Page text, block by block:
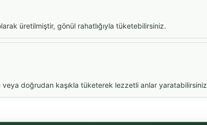
üretilmiştir, gönül rahatlığıyla tüketebilirsiniz.
doğrudan kaşıkla tüketerek lezzetli anlar